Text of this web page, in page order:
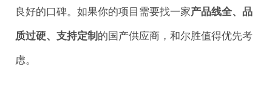
良好的口碑。如果你的项目需要找一家产品线全、品
质过硬、支持定制 的国产供应商，和尔胜值得优先考
虑。